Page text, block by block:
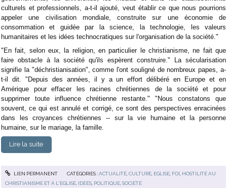
culturels et professionnels, a-t-il ajouté, veut établir ce que nous pourrions
appeler une civilisation mondiale, construite sur une économie de
consommation et guidée par la science, la technologie, les valeurs
humanitaires et les idées technocratiques sur l'organisation de la société."
"En fait, selon eux, la religion, en particulier le christianisme, ne fait que
faire obstacle à la société qu'ils espèrent construire."
La sécularisation
signifie la "déchristianisation", comme l'ont souligné de nombreux papes, a-
t-il dit. "Depuis des années, il y a un effort délibéré en Europe et en
Amérique pour effacer les racines chrétiennes de la société et pour
supprimer toute influence chrétienne restante." "Nous constatons que
souvent, ce qui est annulé et corrigé, ce sont des perspectives enracinées
dans les croyances chrétiennes -- sur la vie humaine et la personne
humaine, sur le mariage, la famille.
Lire la suite
LIEN PERMANENT CATÉGORIES :ACTUALITÉ, CULTURE, EGLISE, FOI HOSTILITÉ AU
CHRISTIANISME ET À L'EGLISE IDÉES POLITIQUE ,SOCIÉTÉ